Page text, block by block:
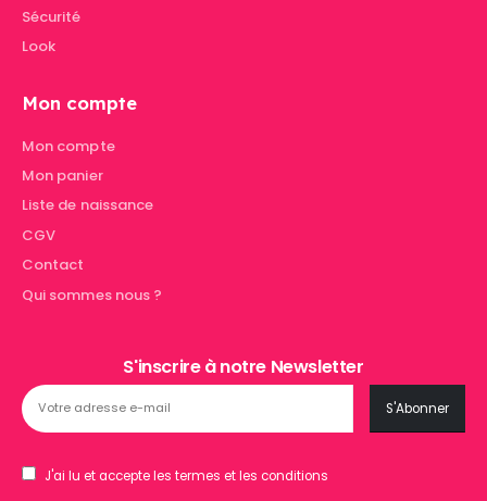
Sécurité
Look
Mon compte
Mon compte
Mon panier
Liste de naissance
CGV
Contact
Qui sommes nous ?
S'inscrire à notre Newsletter
J'ai lu et accepte les termes et les conditions